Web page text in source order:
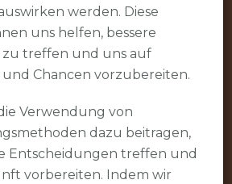
werden. Diese
uns helfen, bessere
treffen und uns auf
und Chancen vorzubereiten.
Verwendung von
dazu beitragen,
Entscheidungen treffen und
vorbereiten. Indem wir